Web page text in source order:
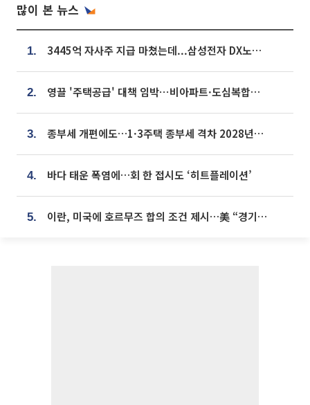
많이 본 뉴스
1. 3445억 자사주 지급 마쳤는데...삼성전자 DX노조, 뒤늦은 '떼쓰기 집회'
2. 영끌 '주택공급' 대책 임박⋯비아파트·도심복합까지 총동원
3. 종부세 개편에도…1·3주택 종부세 격차 2028년부터 확대
4. 바다 태운 폭염에…회 한 접시도 ‘히트플레이션’
5. 이란, 미국에 호르무즈 합의 조건 제시…美 “경기 아직 안 끝나” [종합]